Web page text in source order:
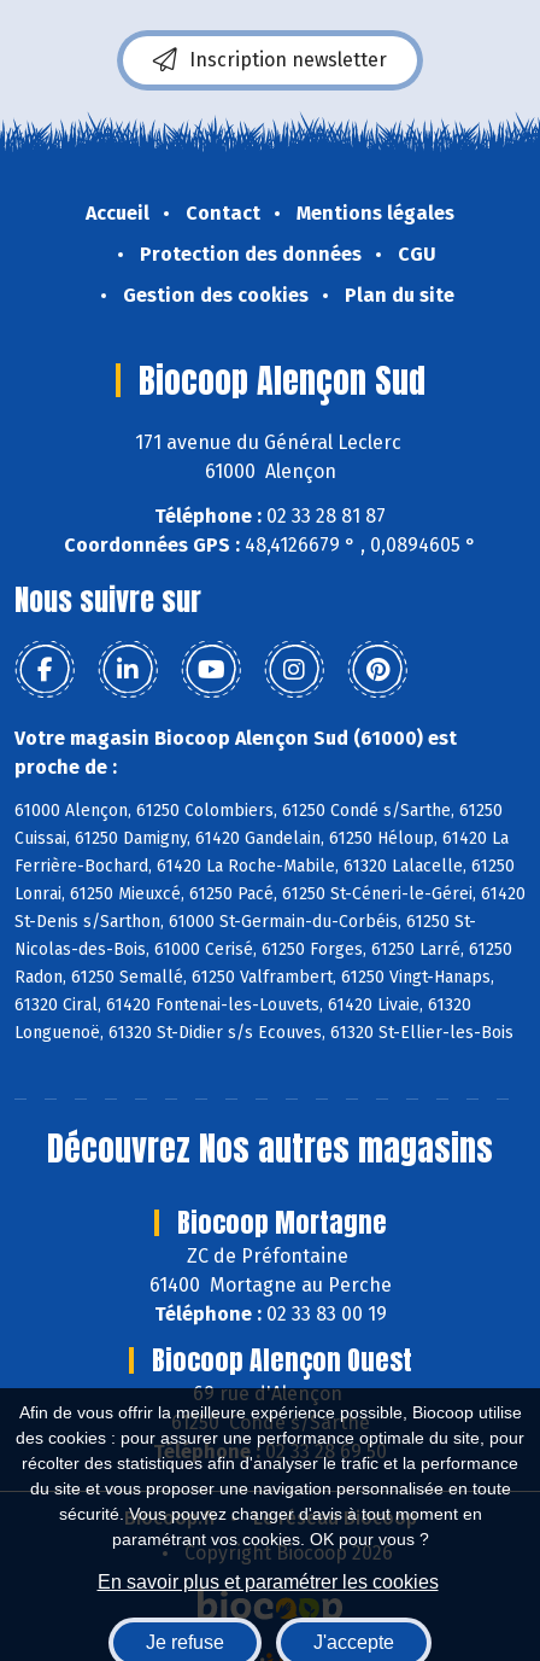
Afin de vous offrir la meilleure expérience possible, Biocoop utilise
des cookies : pour assurer une performance optimale du site, pour
récolter des statistiques afin d'analyser le trafic et la performance
du site et vous proposer une navigation personnalisée en toute
sécurité. Vous pouvez changer d'avis à tout moment en
paramétrant vos cookies. OK pour vous ?
En savoir plus et paramétrer les cookies
Je refuse J'accepte
Inscription newsletter
Accueil Contact
Mentions légales
Protection des données
CGU
Gestion des cookies
Plan du site
Biocoop Alençon Sud
171 avenue du Général Leclerc
61000 Alençon
Téléphone : 02 33 28 81 87
Coordonnées GPS : 48,4126679 ° , 0,0894605 °
Nous suivre sur
Votre magasin Biocoop Alençon Sud (61000) est
proche de :
61000 Alençon, 61250 Colombiers, 61250 Condé s/Sarthe, 61250
Cuissai, 61250 Damigny, 61420 Gandelain, 61250 Héloup, 61420 La
Ferrière-Bochard, 61420 La Roche-Mabile, 61320 Lalacelle, 61250
Lonrai, 61250 Mieuxcé, 61250 Pacé, 61250 St-Céneri-le-Gérei, 61420
St-Denis s/Sarthon, 61000 St-Germain-du-Corbéis, 61250 St-
Nicolas-des-Bois, 61000 Cerisé, 61250 Forges, 61250 Larré, 61250
Radon, 61250 Semallé, 61250 Valframbert, 61250 Vingt-Hanaps,
61320 Ciral, 61420 Fontenai-les-Louvets, 61420 Livaie, 61320
Longuenoë, 61320 St-Didier s/s Ecouves, 61320 St-Ellier-les-Bois
Découvrez Nos autres magasins
Biocoop Mortagne
ZC de Préfontaine
61400 Mortagne au Perche
Téléphone :02 33 83 00 19
Biocoop Alençon Ouest
69 rue d'Alençon
61250 Condé s/Sarthe
Téléphone :02 33 28 69 50
Biocoop.fr
Le réseau Biocoop
Copyright Biocoop 2026